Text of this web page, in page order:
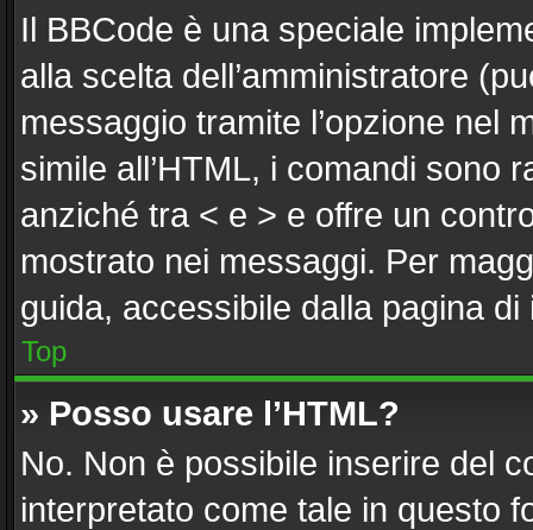
Il BBCode è una speciale
alla scelta dell’amministratore
messaggio tramite l’opzione nel
simile all’HTML, i comandi sono
anziché tra < e > e offre un
mostrato nei messaggi. Per
guida, accessibile dalla pagina
Top
» Posso usare l’HTML?
No. Non è possibile inserire del
interpretato come tale in questo